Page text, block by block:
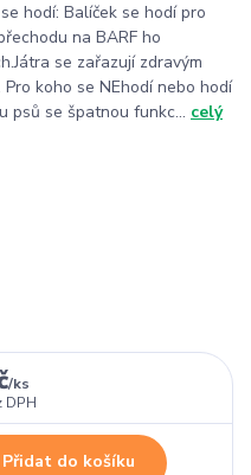
hodí: Balíček se hodí pro
na BARF ho
se zařazují zdravým
koho se NEhodí nebo hodí
psů se špatnou funkc... celý
/ks
DPH
Přidat do košíku